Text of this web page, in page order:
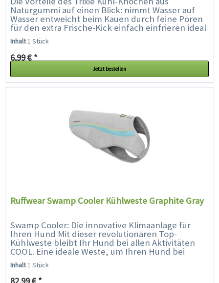
Naturgummi auf einen Blick: nimmt Wasser auf
Wasser entweicht beim Kauen durch feine Poren
für den extra Frische-Kick einfach einfrieren ideal
für Welpen...
Inhalt1 Stück
6,99 € *
Jetzt bestellen
Ruffwear Swamp Cooler Kühlweste Graphite Gray
Swamp Cooler: Die innovative Klimaanlage für
Ihren Hund Mit dieser revolutionären Top-
Kühlweste bleibt Ihr Hund bei allen Aktivitäten
COOL. Eine ideale Weste, um Ihren Hund bei
großer Hitze kühl zu...
Inhalt1 Stück